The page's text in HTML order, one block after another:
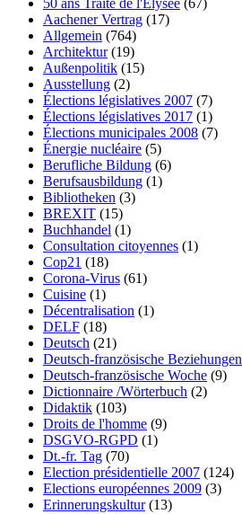
50 ans Traité de l'Élysée (67)
Aachener Vertrag (17)
Allgemein (764)
Architektur(19)
Außenpolitik (15)
Ausstellung (2)
Élections législatives 2007 (7)
Élections législatives 2017 (1)
Élections municipales 2008 (7)
Énergie nucléaire (5)
Berufliche Bildung (6)
Berufsausbildung (1)
Bibliotheken (3)
BREXIT (15)
Buchhandel (1)
Consultation citoyennes (1)
Cop21 (18)
Corona-Virus (61)
Cuisine (1)
Décentralisation (1)
DELF (18)
Deutsch (21)
Deutsch-französische Beziehungen
Deutsch-französische Woche (9)
Dictionnaire /Wörterbuch (2)
Didaktik (103)
Droits de l'homme (9)
DSGVO-RGPD (1)
Dt.-fr. Tag (70)
Election présidentielle 2007 (124)
Elections européennes 2009 (3)
Erinnerungskultur(13)